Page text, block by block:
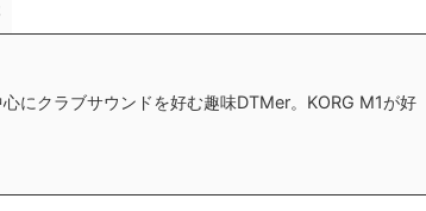
にクラブサウンドを好む趣味DTMer。KORG M1が好